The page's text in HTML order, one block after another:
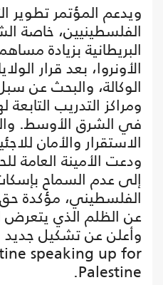
ويدعم المؤتمر تطوير
الفلسطينيين، خاصة
البريطانية بزيادة
الأونروا، بعد قرار
الوكالة، والبحث عن
ومراكز التدريب
في الشرق الأوسط.
الاستقرار والأمان
ودعت الأمينة العامة
إلى عدم السماح
الفلسطيني، مؤكدة
عن الظلم الذي يتعرض
وأعلن عن تشكيل
speaking up for
Palestine.